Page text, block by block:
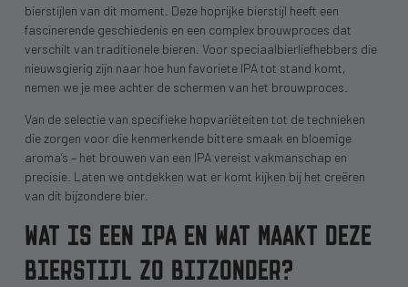
bierstijlen van dit moment. Deze hoprijke bierstijl heeft een
fascinerende geschiedenis en een complex brouwproces dat
verschilt van traditionele bieren. Voor speciaalbierliefhebbers die
nieuwsgierig zijn naar hoe hun favoriete IPA tot stand komt,
nemen we je mee achter de schermen van het brouwproces.
Van de selectie van specifieke hopvariëteiten tot de technieken
die zorgen voor die kenmerkende bittere smaak en bloemige
aroma’s – het brouwen van een IPA vereist vakmanschap en
precisie. Laten we ontdekken wat er komt kijken bij het creëren
van dit bijzondere bier.
WAT IS EEN IPA EN WAT MAAKT DEZE
BIERSTIJL ZO BIJZONDER?